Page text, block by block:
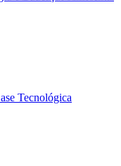
Tecnológica